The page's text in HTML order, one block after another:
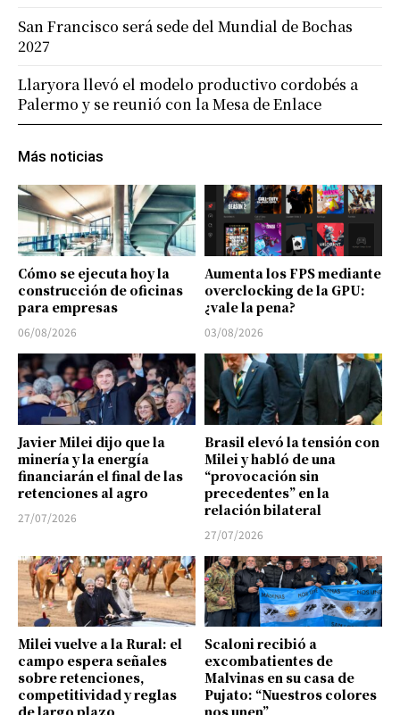
Más noticias
Cómo se ejecuta hoy la
construcción de oficinas
para empresas
06/08/2026
Aumenta los FPS mediante
overclocking de la GPU:
¿vale la pena?
03/08/2026
Javier Milei dijo que la
minería y la energía
financiarán el final de las
retenciones al agro
27/07/2026
Brasil elevó la tensión con
Milei y habló de una
“provocación sin
precedentes” en la
relación bilateral
27/07/2026
Milei vuelve a la Rural: el
campo espera señales
sobre retenciones,
competitividad y reglas
Scaloni recibió a
excombatientes de
Malvinas en su casa de
Pujato: “Nuestros colores
San Francisco será sede del Mundial de Bochas
2027
Llaryora llevó el modelo productivo cordobés a
Palermo y se reunió con la Mesa de Enlace